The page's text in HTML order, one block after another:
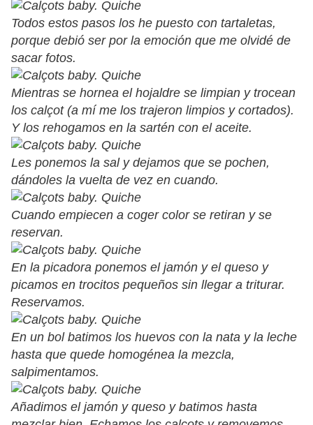
Todos estos pasos los he puesto con tartaletas,
porque debió ser por la emoción que me olvidé de
sacar fotos.
Mientras se hornea el hojaldre se limpian y trocean
los calçot (a mí me los trajeron limpios y cortados).
Y los rehogamos en la sartén con el aceite.
Les ponemos la sal y dejamos que se pochen,
dándoles la vuelta de vez en cuando.
Cuando empiecen a coger color se retiran y se
reservan.
En la picadora ponemos el jamón y el queso y
picamos en trocitos pequeños sin llegar a triturar.
Reservamos.
En un bol batimos los huevos con la nata y la leche
hasta que quede homogénea la mezcla,
salpimentamos.
Añadimos el jamón y queso y batimos hasta